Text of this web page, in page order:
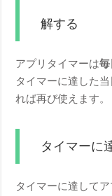
解する
アプリタイマーは毎
タイマーに達した
れば再び使えます。
タイマーに
タイマーに達して